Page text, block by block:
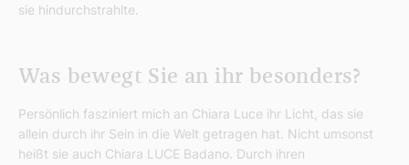
sie hindurchstrahlte.
Was bewegt Sie an ihr besonders?
Persönlich fasziniert mich an Chiara Luce ihr Licht, das sie
allein durch ihr Sein in die Welt getragen hat. Nicht umsonst
heißt sie auch Chiara LUCE Badano. Durch ihren